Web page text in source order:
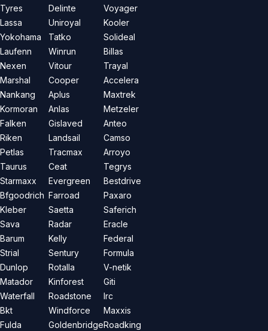
Tyres
Lassa
Yokohama
Laufenn
Nexen
Marshal
Nankang
Kormoran
Falken
Riken
Petlas
Taurus
Starmaxx
Bfgoodrich
Kleber
Sava
Barum
Strial
Dunlop
Matador
Waterfall
Bkt
Fulda
Delinte
Uniroyal
Tatko
Winrun
Vitour
Cooper
Aplus
Anlas
Gislaved
Landsail
Tracmax
Ceat
Evergreen
Farroad
Saetta
Radar
Kelly
Sentury
Rotalla
Kinforest
Roadstone
Windforce
Goldenbridge
Voyager
Kooler
Solideal
Billas
Trayal
Accelera
Maxtrek
Metzeler
Anteo
Camso
Arroyo
Tegrys
Bestdrive
Paxaro
Saferich
Eracle
Federal
Formula
V-netik
Giti
Irc
Maxxis
Roadking